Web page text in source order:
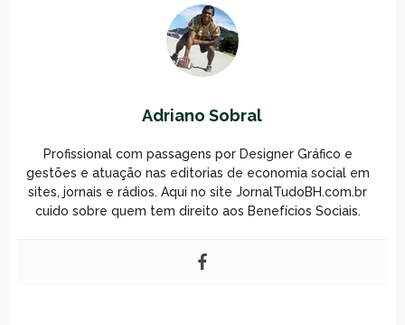
Adriano Sobral
Profissional com passagens por Designer Gráfico e
gestões e atuação nas editorias de economia social em
sites, jornais e rádios. Aqui no site JornalTudoBH.com.br
cuido sobre quem tem direito aos Benefícios Sociais.